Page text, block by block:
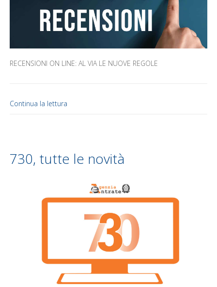
RECENSIONI ON LINE: AL VIA LE NUOVE REGOLE
Continua la lettura
730, tutte le novità